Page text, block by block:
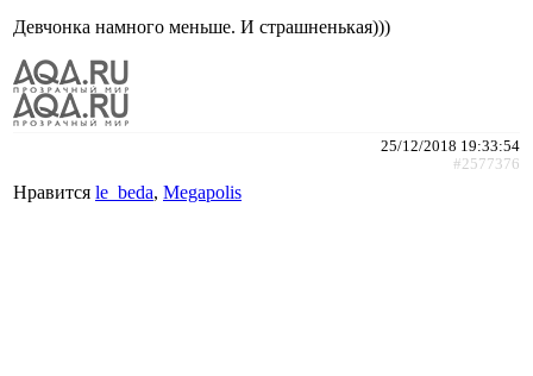
Девчонка намного меньше. И страшненькая)))
25/12/2018 19:33:54
#2577376
Нравится le_beda, Megapolis